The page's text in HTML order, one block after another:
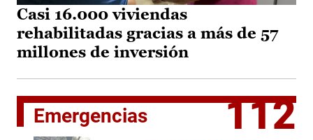
Casi 16.000 viviendas
rehabilitadas gracias a más de 57
millones de inversión
Emergencias 112